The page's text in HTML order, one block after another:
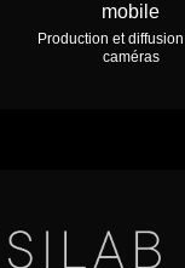
mobile
Production et
caméras